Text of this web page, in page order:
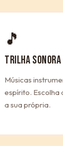
🎵
TRILHA
Músicas
espírito. Escolha
a sua própria.